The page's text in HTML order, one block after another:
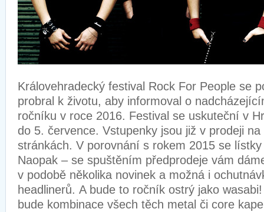
Královehradecký festival Rock For People se
probral k životu, aby informoval o
ročníku v roce 2016. Festival se uskuteční v
do 5. července. Vstupenky jsou již v prodeji
stránkách. V porovnání s rokem 2015 se
Naopak – se spuštěním předprodeje vám
v podobě několika novinek a možná i
headlinerů. A bude to ročník ostrý jako
bude kombinace všech těch metal či core